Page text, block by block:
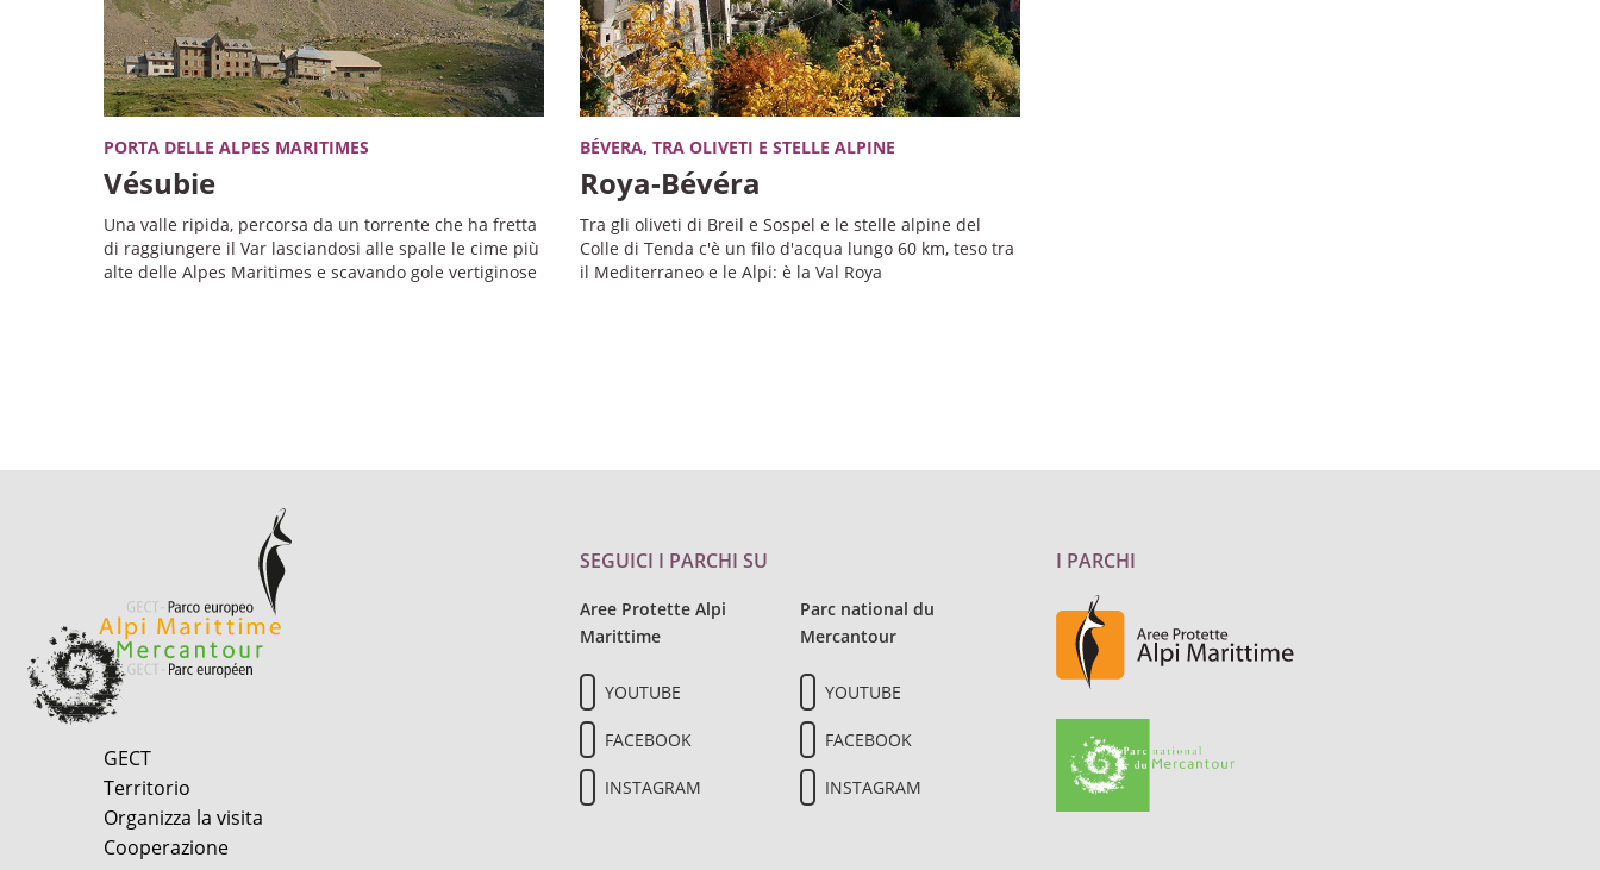
PORTA DELLE ALPES MARITIMES
Vésubie
Una valle ripida, percorsa da un torrente che ha fretta
di raggiungere il Var lasciandosi alle spalle le cime più
alte delle Alpes Maritimes e scavando gole vertiginose
BÉVERA, TRA OLIVETI E STELLE ALPINE
Roya-Bévéra
Tra gli oliveti di Breil e Sospel e le stelle alpine del
Colle di Tenda c'è un filo d'acqua lungo 60 km, teso tra
il Mediterraneo e le Alpi: è la Val Roya
GECT
Territorio
Organizza la visita
Cooperazione
SEGUICI I PARCHI SU
Aree Protette Alpi
Marittime
YOUTUBE
FACEBOOK
INSTAGRAM
Parc national du
Mercantour
YOUTUBE
FACEBOOK
INSTAGRAM
I PARCHI